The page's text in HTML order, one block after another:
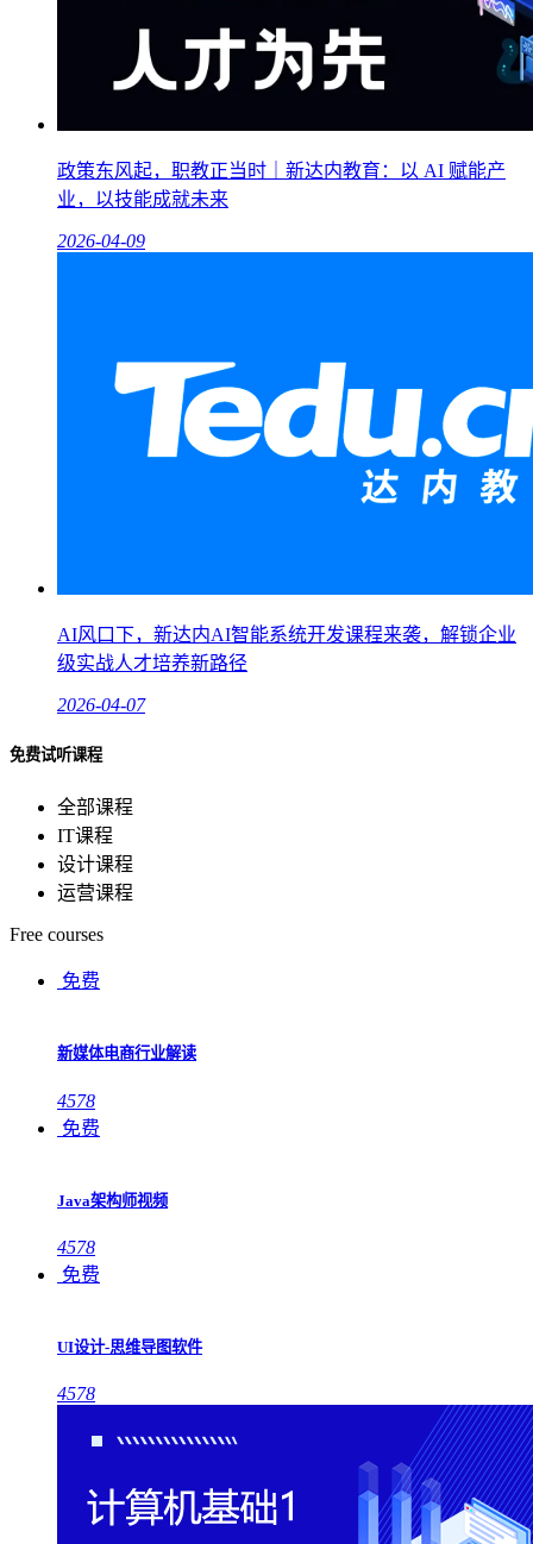
政策东风起，职教正当时｜新达内教育：以 AI 赋能产
业，以技能成就未来
2026-04-09
AI风口下，新达内AI智能系统开发课程来袭，解锁企业
级实战人才培养新路径
2026-04-07
免费试听课程
全部课程
IT课程
设计课程
运营课程
Free courses
免费
新媒体电商行业解读
4578
免费
Java架构师视频
4578
免费
UI设计-思维导图软件
4578